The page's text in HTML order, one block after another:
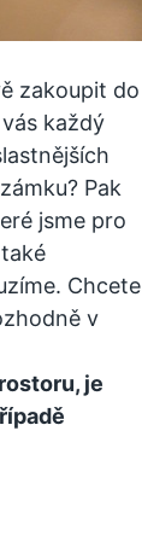
zakoupit do
každý
Pak
jsme pro
Chcete
v
je